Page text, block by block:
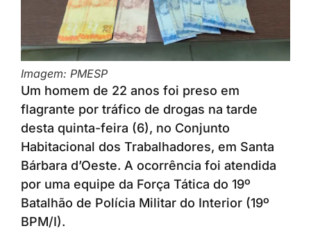
Imagem: PMESP
Um homem de 22 anos foi preso em
flagrante por tráfico de drogas na tarde
desta quinta-feira (6), no Conjunto
Habitacional dos Trabalhadores, em Santa
Bárbara d’Oeste. A ocorrência foi atendida
por uma equipe da Força Tática do 19º
Batalhão de Polícia Militar do Interior (19º
BPM/I).